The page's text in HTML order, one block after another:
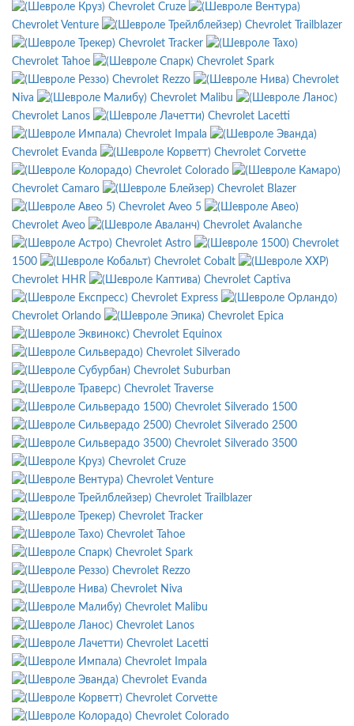
Chevrolet Cruze
Chevrolet Venture
Chevrolet Trailblazer
Chevrolet Tracker
Chevrolet Tahoe
Chevrolet Spark
Chevrolet Rezzo
Chevrolet
Niva
Chevrolet Malibu
Chevrolet Lanos
Chevrolet Lacetti
Chevrolet Impala
Chevrolet Evanda
Chevrolet Corvette
Chevrolet Colorado
Chevrolet Camaro
Chevrolet Blazer
Chevrolet Aveo 5
Chevrolet Aveo
Chevrolet Avalanche
Chevrolet Astro
Chevrolet
1500
Chevrolet Cobalt
Chevrolet HHR
Chevrolet Captiva
Chevrolet Express
Chevrolet Orlando
Chevrolet Epica
Chevrolet Equinox
Chevrolet Silverado
Chevrolet Suburban
Chevrolet Traverse
Chevrolet Silverado 1500
Chevrolet Silverado 2500
Chevrolet Silverado 3500
Chevrolet Cruze
Chevrolet Venture
Chevrolet Trailblazer
Chevrolet Tracker
Chevrolet Tahoe
Chevrolet Spark
Chevrolet Rezzo
Chevrolet Niva
Chevrolet Malibu
Chevrolet Lanos
Chevrolet Lacetti
Chevrolet Impala
Chevrolet Evanda
Chevrolet Corvette
Chevrolet Colorado